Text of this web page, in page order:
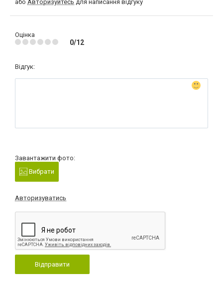
або Авторизуйтесь для написання відгуку
Оцінка
0/12
Відгук:
Завантажити фото:
Вибрати
Авторизуватись
Відправити